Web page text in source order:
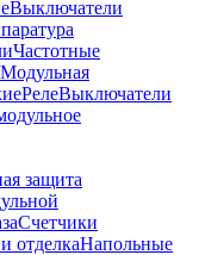
Выключатели
Частотные
Модульная
РелеВыключатели
защита
Счетчики
отделкаНапольные